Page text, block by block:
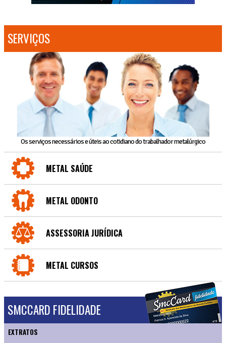
SERVIÇOS
Os serviços necessários e úteis ao cotidiano do trabalhador metalúrgico
METAL SAÚDE
METAL ODONTO
ASSESSORIA JURÍDICA
METAL CURSOS
SMCCARD FIDELIDADE
EXTRATOS